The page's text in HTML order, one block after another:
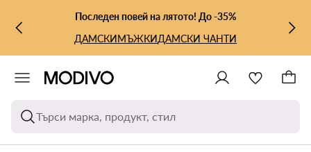
КЪМ ОСНОВНОТО СЪДЪРЖАНИЕ
КЪМ ТЪРСЕНЕПоследен повей на лятото! До -35%
ДАМСКИМЪЖКИДАМСКИ ЧАНТИ
Търси марка, продукт, стил